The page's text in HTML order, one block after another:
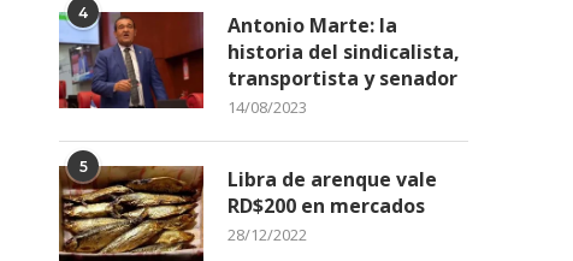
4
Antonio Marte: la
historia del sindicalista,
transportista y senador
14/08/2023
5
Libra de arenque vale
RD$200 en mercados
28/12/2022